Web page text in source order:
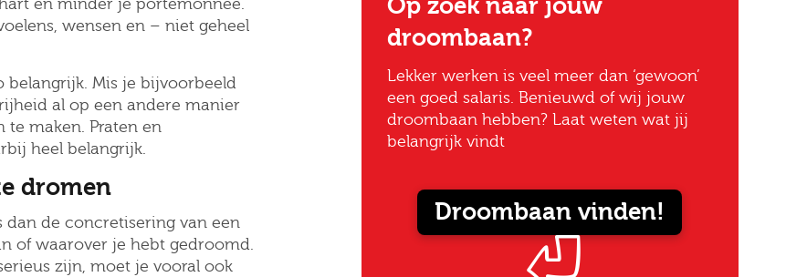
en minder je portemonnee.
wensen en – niet geheel
belangrijk. Mis je bijvoorbeeld
al op een andere manier
maken. Praten en
heel belangrijk.
dromen
dan de concretisering van een
of waarover je hebt gedroomd.
zijn, moet je vooral ook
Op zoek naar jouw
droombaan?
Lekker werken is veel meer dan ‘gewoon’
een goed salaris. Benieuwd of wij jouw
droombaan hebben? Laat weten wat jij
belangrijk vindt
Droombaan vinden!